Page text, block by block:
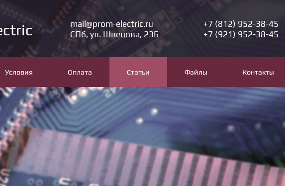
mail@prom-electric.ru
СПб, ул. Швецова, 23Б
+7 (812) 952-38-45
+7 (921) 952-38-45
Условия Оплата Статьи Файлы Контакты